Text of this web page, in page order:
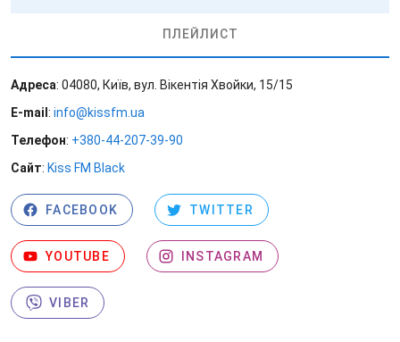
ПЛЕЙЛИСТ
Адреса: 04080, Київ, вул. Вікентія Хвойки, 15/15
E-mail : info@kissfm.ua
Телефон: +380-44-207-39-90
Сайт: Kiss FM Black
FACEBOOK TWITTER
YOUTUBE INSTAGRAM
VIBER